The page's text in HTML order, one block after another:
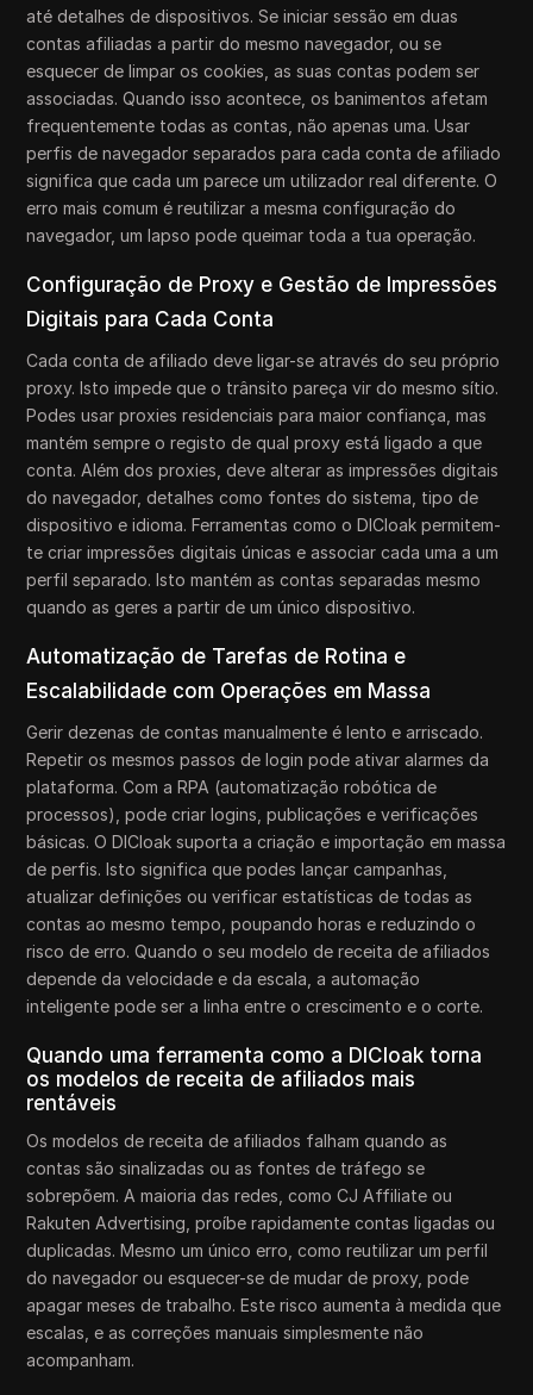
até detalhes de dispositivos. Se iniciar sessão em duas
contas afiliadas a partir do mesmo navegador, ou se
esquecer de limpar os cookies, as suas contas podem ser
associadas. Quando isso acontece, os banimentos afetam
frequentemente todas as contas, não apenas uma. Usar
perfis de navegador separados para cada conta de afiliado
significa que cada um parece um utilizador real diferente. O
erro mais comum é reutilizar a mesma configuração do
navegador, um lapso pode queimar toda a tua operação.
Configuração de Proxy e Gestão de Impressões
Digitais para Cada Conta
Cada conta de afiliado deve ligar-se através do seu próprio
proxy. Isto impede que o trânsito pareça vir do mesmo sítio.
Podes usar proxies residenciais para maior confiança, mas
mantém sempre o registo de qual proxy está ligado a que
conta. Além dos proxies, deve alterar as impressões digitais
do navegador, detalhes como fontes do sistema, tipo de
dispositivo e idioma. Ferramentas como o DICloak permitem-
te criar impressões digitais únicas e associar cada uma a um
perfil separado. Isto mantém as contas separadas mesmo
quando as geres a partir de um único dispositivo.
Automatização de Tarefas de Rotina e
Escalabilidade com Operações em Massa
Gerir dezenas de contas manualmente é lento e arriscado.
Repetir os mesmos passos de login pode ativar alarmes da
plataforma. Com a RPA (automatização robótica de
processos), pode criar logins, publicações e verificações
básicas. O DICloak suporta a criação e importação em massa
de perfis. Isto significa que podes lançar campanhas,
atualizar definições ou verificar estatísticas de todas as
contas ao mesmo tempo, poupando horas e reduzindo o
risco de erro. Quando o seu modelo de receita de afiliados
depende da velocidade e da escala, a automação
inteligente pode ser a linha entre o crescimento e o corte.
Quando uma ferramenta como a DICloak torna
os modelos de receita de afiliados mais
rentáveis
Os modelos de receita de afiliados falham quando as
contas são sinalizadas ou as fontes de tráfego se
sobrepõem. A maioria das redes, como CJ Affiliate ou
Rakuten Advertising, proíbe rapidamente contas ligadas ou
duplicadas. Mesmo um único erro, como reutilizar um perfil
do navegador ou esquecer-se de mudar de proxy, pode
apagar meses de trabalho. Este risco aumenta à medida que
escalas, e as correções manuais simplesmente não
acompanham.